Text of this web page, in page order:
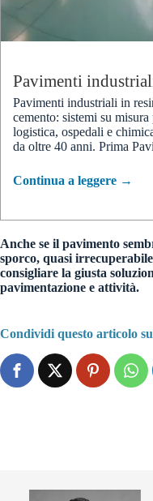
Pavimenti
Pavimenti industriali in
cemento: sistemi su
logistica, ospedali e
da oltre 40 anni. Prima
Continua a leggere →
Anche se il pavimento
sporco, quasi
consigliare la giusta
pavimentazione e attività.
Condividi questo articolo